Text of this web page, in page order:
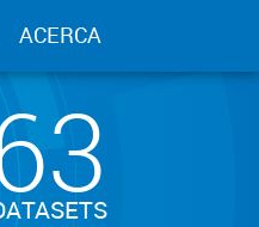
ACERCA